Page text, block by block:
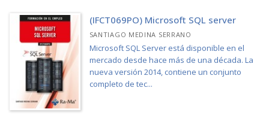
(IFCT069PO) Microsoft SQL server
SANTIAGO MEDINA SERRANO
Microsoft SQL Server está disponible en el
mercado desde hace más de una década. La
nueva versión 2014, contiene un conjunto
completo de tec...